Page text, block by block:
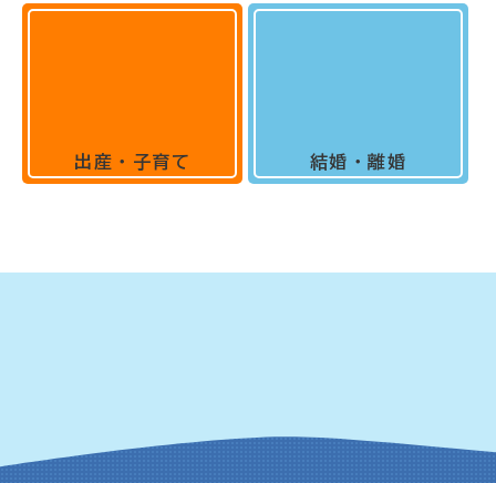
出産・子育て 結婚・離婚